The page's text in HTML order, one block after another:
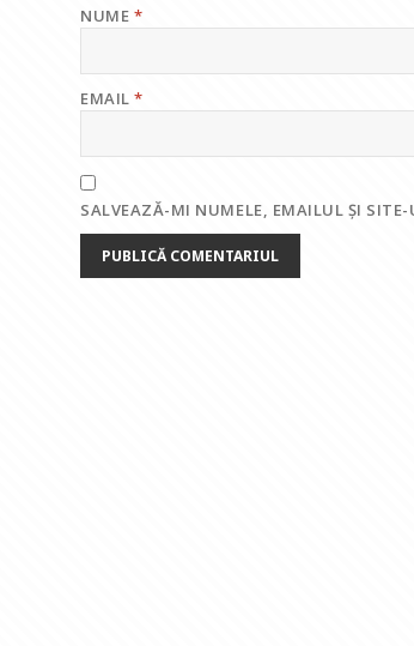
NUME *
EMAIL*
SALVEAZĂ-MI NUMELE, EMAILUL ȘI